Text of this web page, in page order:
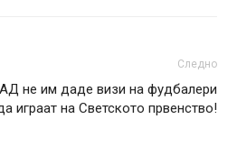
Следно
не им даде визи на фудбалери
играат на Светското првенство!